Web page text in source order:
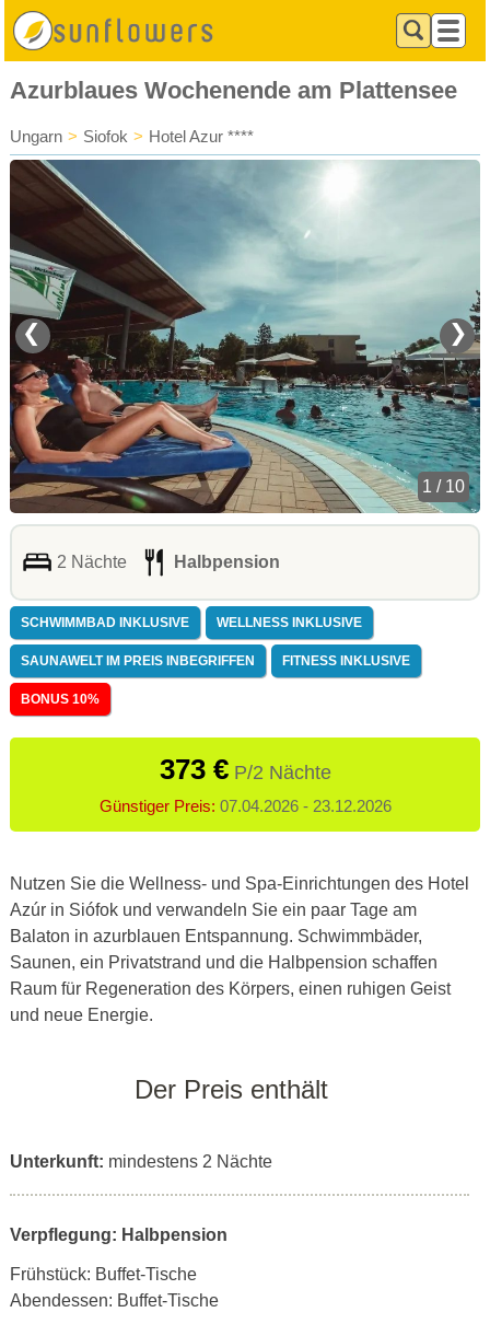
Azurblaues Wochenende am Plattensee
Ungarn > Siofok > Hotel Azur ****
❮ ❯
1 / 10
2 Nächte Halbpension
SCHWIMMBAD INKLUSIVE WELLNESS INKLUSIVE
SAUNAWELT IM PREIS INBEGRIFFEN FITNESS INKLUSIVE
BONUS 10%
373 €P/2 Nächte
Günstiger Preis: 07.04.2026 - 23.12.2026
Nutzen Sie die Wellness- und Spa-Einrichtungen des Hotel
Azúr in Siófok und verwandeln Sie ein paar Tage am
Balaton in azurblauen Entspannung. Schwimmbäder,
Saunen, ein Privatstrand und die Halbpension schaffen
Raum für Regeneration des Körpers, einen ruhigen Geist
und neue Energie.
Der Preis enthält
Unterkunft: mindestens 2 Nächte
Verpflegung: Halbpension
Frühstück: Buffet-Tische
Abendessen: Buffet-Tische